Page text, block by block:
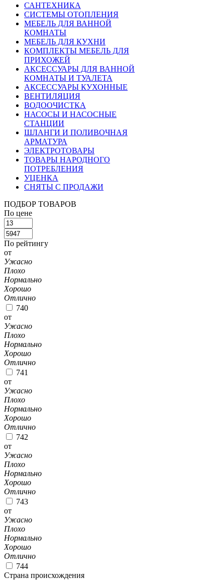
САНТЕХНИКА
СИСТЕМЫ ОТОПЛЕНИЯ
МЕБЕЛЬ ДЛЯ ВАННОЙ
КОМНАТЫ
МЕБЕЛЬ ДЛЯ КУХНИ
КОМПЛЕКТЫ МЕБЕЛЬ ДЛЯ
ПРИХОЖЕЙ
АКСЕССУАРЫ ДЛЯ ВАННОЙ
КОМНАТЫ И ТУАЛЕТА
АКСЕССУАРЫ КУХОННЫЕ
ВЕНТИЛЯЦИЯ
ВОДООЧИСТКА
НАСОСЫ И НАСОСНЫЕ
СТАНЦИИ
ШЛАНГИ И ПОЛИВОЧНАЯ
АРМАТУРА
ЭЛЕКТРОТОВАРЫ
ТОВАРЫ НАРОДНОГО
ПОТРЕБЛЕНИЯ
УЦЕНКА
СНЯТЫ С ПРОДАЖИ
ПОДБОР ТОВАРОВ
По цене
По рейтингу
от
Ужасно
Плохо
Нормально
Хорошо
Отлично
740
от
Ужасно
Плохо
Нормально
Хорошо
Отлично
741
от
Ужасно
Плохо
Нормально
Хорошо
Отлично
742
от
Ужасно
Плохо
Нормально
Хорошо
Отлично
743
от
Ужасно
Плохо
Нормально
Хорошо
Отлично
744
Страна происхождения